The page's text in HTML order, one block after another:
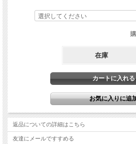
在庫
返品についての詳細はこちら
友達にメールですすめる